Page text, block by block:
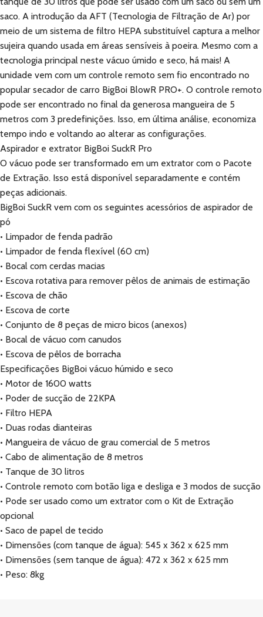
saco. A introdução da AFT (Tecnologia de Filtração de Ar) por
meio de um sistema de filtro HEPA substituível captura a melhor
sujeira quando usada em áreas sensíveis à poeira. Mesmo com a
tecnologia principal neste vácuo úmido e seco, há mais! A
unidade vem com um controle remoto sem fio encontrado no
popular secador de carro BigBoi BlowR PRO+. O controle remoto
pode ser encontrado no final da generosa mangueira de 5
metros com 3 predefinições. Isso, em última análise, economiza
tempo indo e voltando ao alterar as configurações.
Aspirador e extrator BigBoi SuckR Pro
O vácuo pode ser transformado em um extrator com o Pacote
de Extração. Isso está disponível separadamente e contém
peças adicionais.
BigBoi SuckR vem com os seguintes acessórios de aspirador de
pó
• Limpador de fenda padrão
• Limpador de fenda flexível (60 cm)
• Bocal com cerdas macias
• Escova rotativa para remover pêlos de animais de estimação
• Escova de chão
• Escova de corte
• Conjunto de 8 peças de micro bicos (anexos)
• Bocal de vácuo com canudos
• Escova de pêlos de borracha
Especificações BigBoi vácuo húmido e seco
• Motor de 1600 watts
• Poder de sucção de 22KPA
• Filtro HEPA
• Duas rodas dianteiras
• Mangueira de vácuo de grau comercial de 5 metros
• Cabo de alimentação de 8 metros
• Tanque de 30 litros
• Controle remoto com botão liga e desliga e 3 modos de sucção
• Pode ser usado como um extrator com o Kit de Extração
opcional
• Saco de papel de tecido
• Dimensões (com tanque de água): 545 x 362 x 625 mm
• Dimensões (sem tanque de água): 472 x 362 x 625 mm
• Peso: 8kg